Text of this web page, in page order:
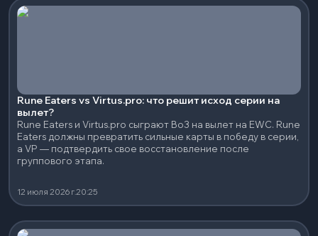
Rune Eaters vs Virtus.pro: что решит исход серии на
вылет?
Rune Eaters и Virtus.pro сыграют Bo3 на вылет на EWC. Rune
Eaters должны превратить сильные карты в победу в серии,
а VP — подтвердить свое восстановление после
группового этапа.
12 июля 2026 г.20:25